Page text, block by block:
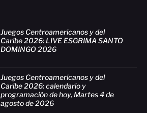
Juegos Centroamericanos y del
Caribe 2026: LIVE ESGRIMA SANTO
DOMINGO 2026
Juegos Centroamericanos y del
Caribe 2026: calendario y
programación de hoy, Martes 4 de
agosto de 2026